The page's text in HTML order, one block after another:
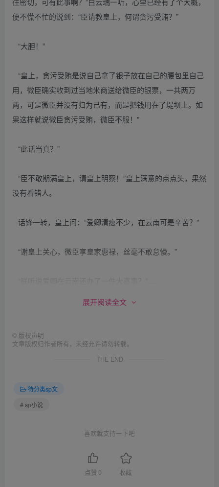
便不慌不忙的说到：“臣请教皇上，何谓贪污受贿？”
“大胆！”
“皇上，贪污受贿是说自己拿了银子放在自己的腰包里自己
用，微臣确实收到过当地米商送给微臣的银票，一共两万
两，可是微臣并没有归为己有，而是把钱用在了堤坝上。如
果这样就说微臣贪污受贿，微臣不服！”
“此话当真？”
“臣不敢期满皇上，请皇上明察！”皇上满意的点点头，果然
没有看错人。
话锋一转，皇上问：“爱卿清瘦不少，在云南可是辛苦？”
“谢皇上关心，微臣享皇家惠禄，丝毫不敢怠慢。”
皇上也不多说，撂下一句：“家法，杖100，朕看着你们
展开阅读全文
© 版权声明
文章版权归作者所有，未经允许请勿转载。
THE END
待分类sp文
# sp小说
喜欢就支持一下吧
点赞 0 收藏